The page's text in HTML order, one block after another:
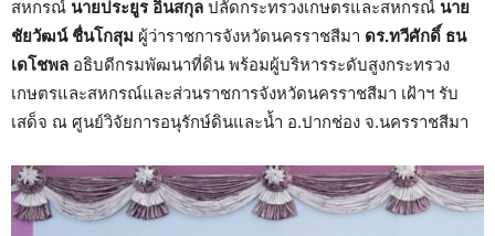
สหกรณ์ นายประยูร อินสกุล ปลัดกระทรวงเกษตรและสหกรณ์ นาย
ชัยวัฒน์ ชื่นโกสุม ผู้ว่าราชการจังหวัดนครราชสีมา ดร.ทวีศักดิ์ ธน
เดโชพล อธิบดีกรมพัฒนาที่ดิน พร้อมผู้บริหารระดับสูงกระทรวง
เกษตรและสหกรณ์และส่วนราชการจังหวัดนครราชสีมา เฝ้าฯ รับ
เสด็จ ณ ศูนย์วิจัยการอนุรักษ์ดินและน้ำ อ.ปากช่อง จ.นครราชสีมา